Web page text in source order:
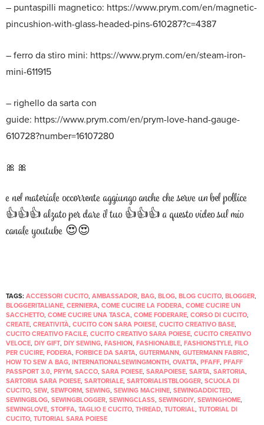
– puntaspilli magnetico: https://www.prym.com/en/magnetic-
pincushion-with-glass-headed-pins-610287?c=4387
– ferro da stiro mini: https://www.prym.com/en/steam-iron-
mini-611915
– righello da sarta con
guide: https://www.prym.com/en/prym-love-hand-gauge-
610728?number=16107280
🎀 🎀
e nel materiale occorrente aggiungo anche che serve un bel pollice
👍👍👍 alzato per dare il tuo 👍👍👍 a questo video sul mio
canale youtube 😍😍
TAGS: ACCESSORI CUCITO, AMBASSADOR, BAG, BLOG, BLOG CUCITO, BLOGGER,
BLOGGERITALIANE, CERNIERA, COME CUCIRE LA FODERA, COME CUCIRE UN
SACCHETTO, COME CUCIRE UNA TASCA, COME FODERARE, CORSO DI CUCITO,
CREATE, CREATIVITÀ, CUCITO CON SARA POIESE, CUCITO CREATIVO BASE,
CUCITO CREATIVO FACILE, CUCITO CREATIVO SARA POIESE, CUCITO CREATIVO
VELOCE, DIY GIFT, DIY SEWING, FASHION, FASHIONABLE, FASHIONSTYLE, FILO
PER CUCIRE, FODERA, FORBICE DA SARTA, GUTERMANN, GUTERMANN FABRIC,
HOW TO SEW A BAG, INTERNATIONALSEWINGMONTH, OVATTA, PFAFF, PFAFF
PASSPORT 3.0, PRYM, SACCO, SARA POIESE, SARAPOIESE, SARTA, SARTORIA,
SARTORIA SARA POIESE, SARTORIALE, SARTORIALISTBLOGGER, SCUOLA DI
CUCITO, SEW, SEWFORM, SEWING, SEWING MACHINE, SEWINGADDICTED,
SEWINGBLOG, SEWINGBLOGGER, SEWINGCLASS, SEWINGDIY, SEWINGHOME,
SEWINGLOVE, STOFFA, TAGLIO E CUCITO, THREAD, TUTORIAL, TUTORIAL DI
CUCITO, TUTORIAL SARA POIESE